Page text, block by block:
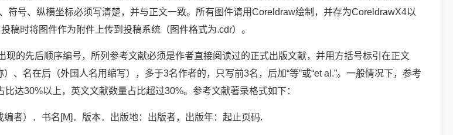
符号、纵横坐标必须写清楚，并与正文一致。所有图件请用Coreldraw绘制，并存为CoreldrawX4以
稿时将图件作为附件上传到投稿系统（图件格式为.cdr）。
现的先后顺序编号，所列参考文献必须是作者直接阅读过的正式出版文献，并用方括号标引在正文
、名在后（外国人名用缩写），多于3名作者的，只写前3名，后加“等”或“et al.”。一般情况下，参考
达30%以上，英文文献数量占比超过30%。参考文献著录格式如下：
编者）．书名[M]．版本．出版地：出版者，出版年：起止页码.